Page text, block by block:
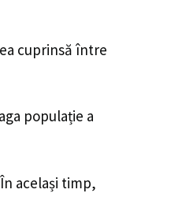
cuprinsă între
populație a
același timp,